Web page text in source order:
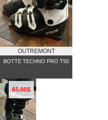
OUTREMONT
BOTTE TECHNO PRO T50
65.00$